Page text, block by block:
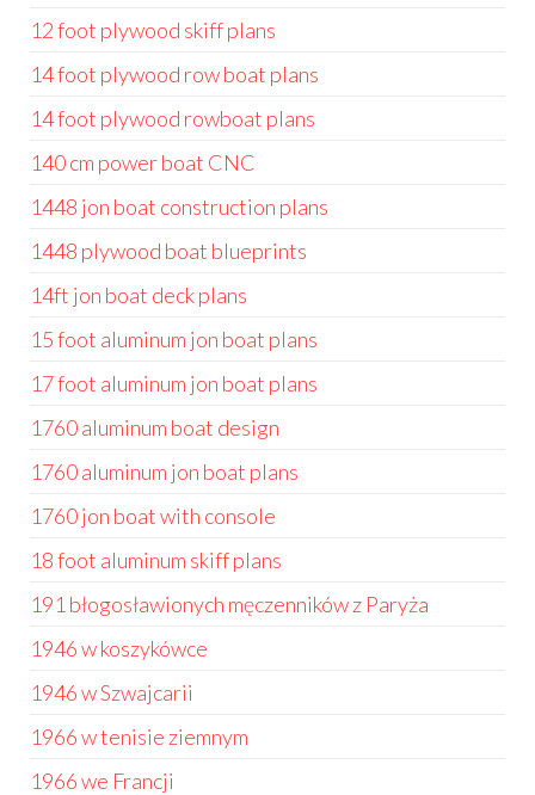
12 foot plywood skiff plans
14 foot plywood row boat plans
14 foot plywood rowboat plans
140 cm power boat CNC
1448 jon boat construction plans
1448 plywood boat blueprints
14ft jon boat deck plans
15 foot aluminum jon boat plans
17 foot aluminum jon boat plans
1760 aluminum boat design
1760 aluminum jon boat plans
1760 jon boat with console
18 foot aluminum skiff plans
191 błogosławionych męczenników z Paryża
1946 w koszykówce
1946 w Szwajcarii
1966 w tenisie ziemnym
1966 we Francji